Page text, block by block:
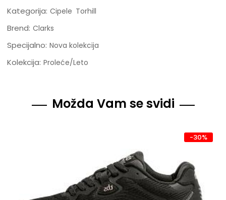
Kategorija: Cipele Torhill
Brend: Clarks
Specijalno: Nova kolekcija
Kolekcija: Proleće/Leto
Možda Vam se svidi
-30%